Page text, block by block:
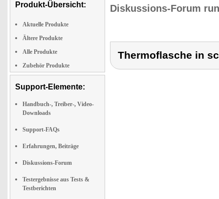
Produkt-Übersicht:
Aktuelle Produkte
Ältere Produkte
Alle Produkte
Zubehör Produkte
Support-Elemente:
Handbuch-, Treiber-, Video-
Downloads
Support-FAQs
Erfahrungen, Beiträge
Diskussions-Forum
Testergebnisse aus Tests &
Testberichten
Diskussions-Forum
Thermoflasche in